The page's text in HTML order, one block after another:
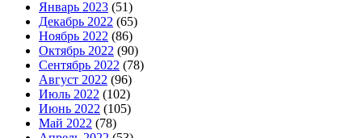
Январь 2023 (51)
Декабрь 2022 (65)
Ноябрь 2022 (86)
Октябрь 2022 (90)
Сентябрь 2022 (78)
Август 2022 (96)
Июль 2022 (102)
Июнь 2022 (105)
Май 2022 (78)